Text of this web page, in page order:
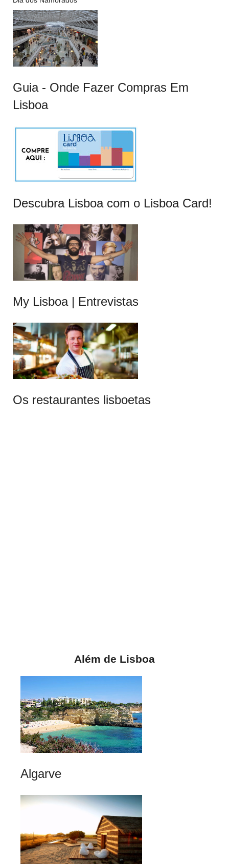
Guia - Onde Fazer Compras Em
Lisboa
Descubra Lisboa com o Lisboa Card!
My Lisboa | Entrevistas
Os restaurantes lisboetas
Além de Lisboa
Algarve